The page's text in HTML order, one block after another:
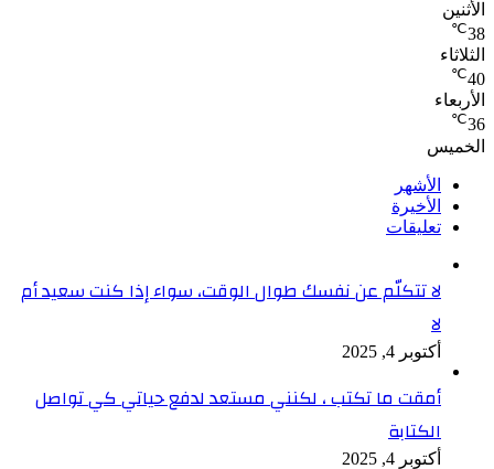
الأثنين
38
℃
الثلاثاء
40
℃
الأربعاء
36
℃
الخميس
الأشهر
الأخيرة
تعليقات
لا تتكلّم عن نفسك طوال الوقت، سواء إذا كنت سعيد أم
لا
أكتوبر 4, 2025
أمقت ما تكتب ، لكنني مستعد لدفع حياتي كي تواصل
الكتابة
أكتوبر 4, 2025